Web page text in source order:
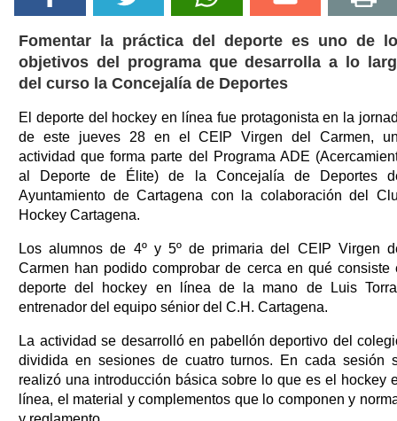
Fomentar la práctica del deporte es uno de
objetivos del programa que desarrolla a lo
del curso la Concejalía de Deportes
El deporte del hockey en línea fue protagonista en la
de este jueves 28 en el CEIP Virgen del Carmen,
actividad que forma parte del Programa ADE
al Deporte de Élite) de la Concejalía de Deportes
Ayuntamiento de Cartagena con la colaboración del
Hockey Cartagena.
Los alumnos de 4º y 5º de primaria del CEIP Virgen
Carmen han podido comprobar de cerca en qué consiste
deporte del hockey en línea de la mano de Luis
entrenador del equipo sénior del C.H. Cartagena.
La actividad se desarrolló en pabellón deportivo del
dividida en sesiones de cuatro turnos. En cada sesión
realizó una introducción básica sobre lo que es el hockey
línea, el material y complementos que lo componen y